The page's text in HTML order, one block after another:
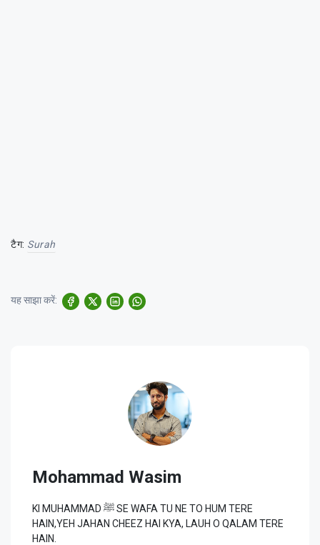
टैग: Surah
यह साझा करें:
Mohammad Wasim
KI MUHAMMAD ﷺ SE WAFA TU NE TO HUM TERE
HAIN,YEH JAHAN CHEEZ HAI KYA, LAUH O QALAM TERE
HAIN.